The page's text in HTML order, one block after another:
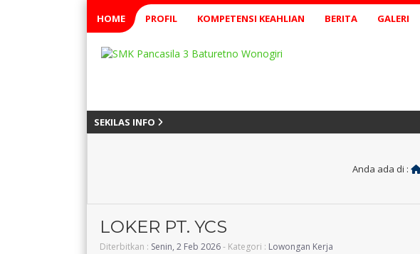
HOME PROFIL KOMPETENSI KEAHLIAN BERITA GALERI
SEKILAS INFO
Anda ada di :
LOKER PT. YCS
Diterbitkan : Senin, 2 Feb 2026- Kategori : Lowongan Kerja